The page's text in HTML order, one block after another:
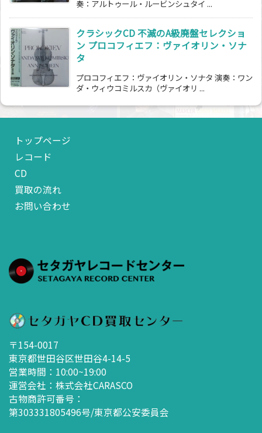
奏：アルトゥール・ルービンシュタイ ...
クラシックCD 不滅のA級廃盤セレクショ
ン プロコフィエフ：ヴァイオリン・ソナ
タ
プロコフィエフ：ヴァイオリン・ソナタ 演奏：ワン
ダ・ウィウコミルスカ（ヴァイオリ ...
トップページ
レコード
CD
買取の流れ
お問い合わせ
〒154-0017
東京都世田谷区世田谷4-14-5
営業時間：10:00~19:00
運営会社：株式会社CARASCO
古物商許可番号：
第303331805496号/東京都公安委員会